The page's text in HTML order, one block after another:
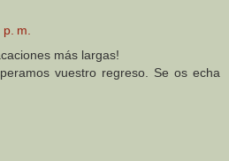
m.
más largas!
vuestro regreso. Se os echa